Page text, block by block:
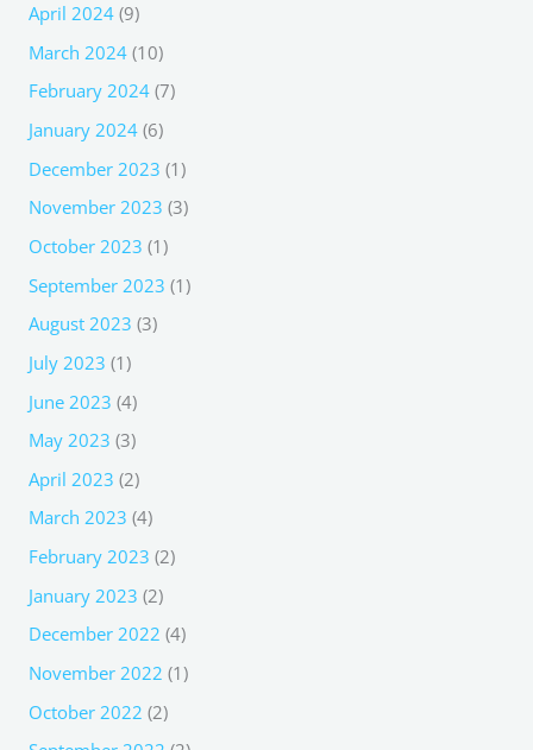
April 2024(9)
March 2024(10)
February 2024(7)
January 2024(6)
December 2023 (1)
November 2023 (3)
October 2023 (1)
September 2023 (1)
August 2023 (3)
July 2023 (1)
June 2023 (4)
May 2023 (3)
April 2023 (2)
March 2023 (4)
February 2023 (2)
January 2023 (2)
December 2022 (4)
November 2022 (1)
October 2022 (2)